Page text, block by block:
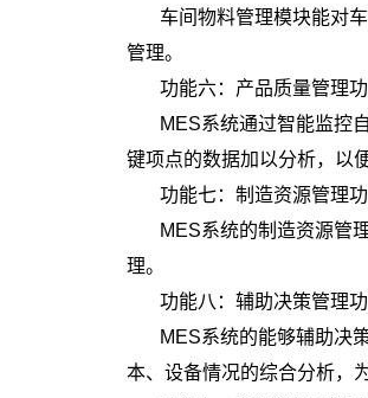
车间物料管理模块能对
管理。
功能六：产品质量管理
MES系统通过智能监控
键项点的数据加以分析，以
功能七：制造资源管理
MES系统的制造资源管
理。
功能八：辅助决策管理
MES系统的能够辅助决
本、设备情况的综合分析，